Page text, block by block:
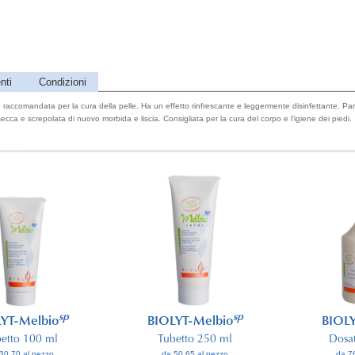
Condizioni
raccomandata per la cura della pelle. Ha un effetto rinfrescante e leggermente disinfettante.
e screpolata di nuovo morbida e liscia. Consigliata per la cura del corpo e l’igiene dei piedi.
Melbiosp
100 ml
BIOLYT-Melbiosp
Tubetto 250 ml